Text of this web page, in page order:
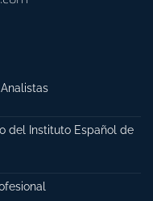
del Instituto Español de